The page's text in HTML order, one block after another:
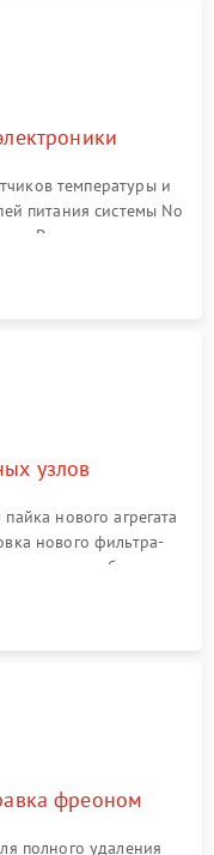
температуры и
питания системы No
Ремонт или замена
алгоритмов.
узлов
нового агрегата
нового фильтра-
обдува,
дверных петель.
фреоном
полного удаления